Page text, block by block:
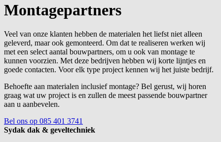
Montagepartners
Veel van onze klanten hebben de materialen het liefst niet alleen
geleverd, maar ook gemonteerd. Om dat te realiseren werken wij
met een select aantal bouwpartners, om u ook van montage te
kunnen voorzien. Met deze bedrijven hebben wij korte lijntjes en
goede contacten. Voor elk type project kennen wij het juiste bedrijf.
Behoefte aan materialen inclusief montage? Bel gerust, wij horen
graag wat uw project is en zullen de meest passende bouwpartner
aan u aanbevelen.
Bel ons op 085 401 3741
Sydak dak & geveltechniek